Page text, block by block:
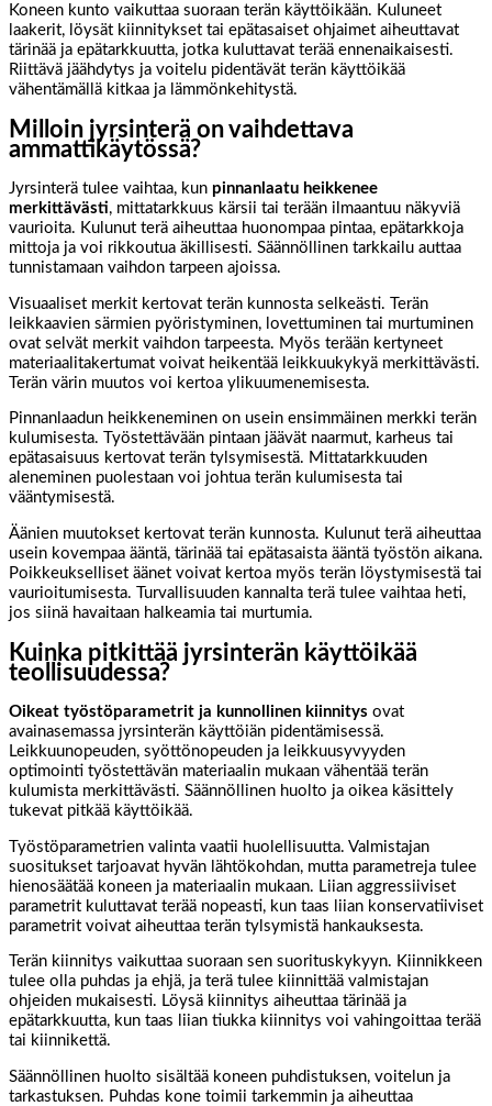
Koneen kunto vaikuttaa suoraan terän käyttöikään. Kuluneet
laakerit, löysät kiinnitykset tai epätasaiset ohjaimet aiheuttavat
tärinää ja epätarkkuutta, jotka kuluttavat terää ennenaikaisesti.
Riittävä jäähdytys ja voitelu pidentävät terän käyttöikää
vähentämällä kitkaa ja lämmönkehitystä.
Milloin jyrsinterä on vaihdettava
ammattikäytössä?
Jyrsinterä tulee vaihtaa, kun pinnanlaatu heikkenee
merkittävästi, mittatarkkuus kärsii tai terään ilmaantuu näkyviä
vaurioita. Kulunut terä aiheuttaa huonompaa pintaa, epätarkkoja
mittoja ja voi rikkoutua äkillisesti. Säännöllinen tarkkailu auttaa
tunnistamaan vaihdon tarpeen ajoissa.
Visuaaliset merkit kertovat terän kunnosta selkeästi. Terän
leikkaavien särmien pyöristyminen, lovettuminen tai murtuminen
ovat selvät merkit vaihdon tarpeesta. Myös terään kertyneet
materiaalitakertumat voivat heikentää leikkuukykyä merkittävästi.
Terän värin muutos voi kertoa ylikuumenemisesta.
Pinnanlaadun heikkeneminen on usein ensimmäinen merkki terän
kulumisesta. Työstettävään pintaan jäävät naarmut, karheus tai
epätasaisuus kertovat terän tylsymisestä. Mittatarkkuuden
aleneminen puolestaan voi johtua terän kulumisesta tai
vääntymisestä.
Äänien muutokset kertovat terän kunnosta. Kulunut terä aiheuttaa
usein kovempaa ääntä, tärinää tai epätasaista ääntä työstön aikana.
Poikkeukselliset äänet voivat kertoa myös terän löystymisestä tai
vaurioitumisesta. Turvallisuuden kannalta terä tulee vaihtaa heti,
jos siinä havaitaan halkeamia tai murtumia.
Kuinka pitkittää jyrsinterän käyttöikää
teollisuudessa?
Oikeat työstöparametrit ja kunnollinen kiinnitys ovat
avainasemassa jyrsinterän käyttöiän pidentämisessä.
Leikkuunopeuden, syöttönopeuden ja leikkuusyvyyden
optimointi työstettävän materiaalin mukaan vähentää terän
kulumista merkittävästi. Säännöllinen huolto ja oikea käsittely
tukevat pitkää käyttöikää.
Työstöparametrien valinta vaatii huolellisuutta. Valmistajan
suositukset tarjoavat hyvän lähtökohdan, mutta parametreja tulee
hienosäätää koneen ja materiaalin mukaan. Liian aggressiiviset
parametrit kuluttavat terää nopeasti, kun taas liian konservatiiviset
parametrit voivat aiheuttaa terän tylsymistä hankauksesta.
Terän kiinnitys vaikuttaa suoraan sen suorituskykyyn. Kiinnikkeen
tulee olla puhdas ja ehjä, ja terä tulee kiinnittää valmistajan
ohjeiden mukaisesti. Löysä kiinnitys aiheuttaa tärinää ja
epätarkkuutta, kun taas liian tiukka kiinnitys voi vahingoittaa terää
tai kiinnikettä.
Säännöllinen huolto sisältää koneen puhdistuksen, voitelun ja
tarkastuksen. Puhdas kone toimii tarkemmin ja aiheuttaa